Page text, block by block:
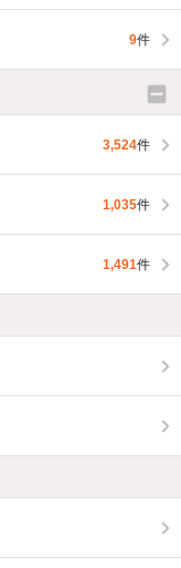
9件
3,524件
1,035件
1,491件